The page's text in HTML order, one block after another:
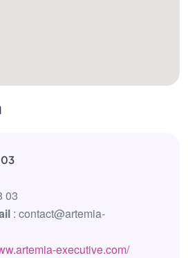
03
: contact@artemia-
executive.com/